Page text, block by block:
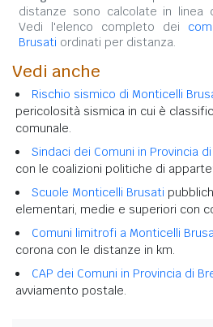
distanze sono calcolate in linea
Vedi l'elenco completo dei
Brusati ordinati per distanza.
Vedi anche
Rischio sismico di Monticelli
pericolosità sismica in cui è
comunale.
Sindaci dei Comuni in Provincia
con le coalizioni politiche di
Scuole Monticelli Brusati
elementari, medie e superiori con
Comuni limitrofi a Monticelli
corona con le distanze in km.
CAP dei Comuni in Provincia di
avviamento postale.